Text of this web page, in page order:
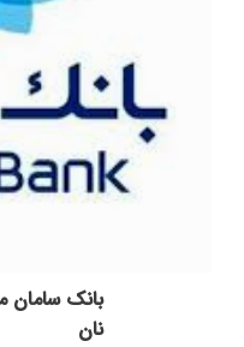
بانک سامان
نان